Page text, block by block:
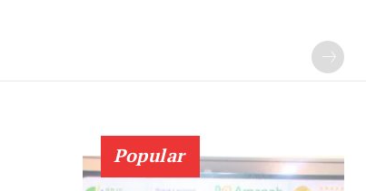
Popular